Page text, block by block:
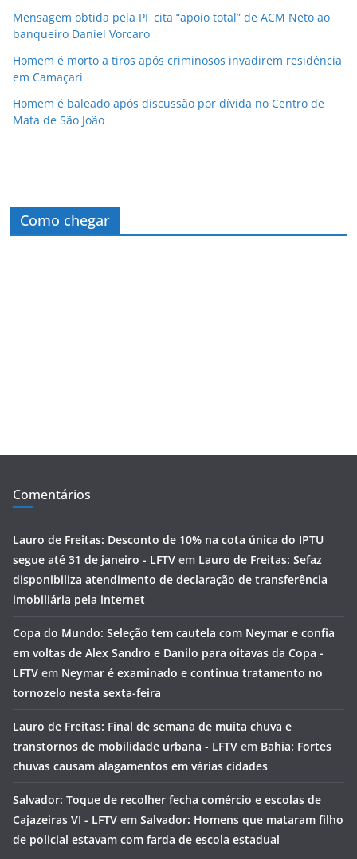
Mensagem obtida pela PF cita “apoio total” de ACM Neto ao
banqueiro Daniel Vorcaro
Homem é morto a tiros após criminosos invadirem residência
em Camaçari
Homem é baleado após discussão por dívida no Centro de
Mata de São João
Como chegar
Comentários
Lauro de Freitas: Desconto de 10% na cota única do IPTU
segue até 31 de janeiro - LFTV em Lauro de Freitas: Sefaz
disponibiliza atendimento de declaração de transferência
imobiliária pela internet
Copa do Mundo: Seleção tem cautela com Neymar e confia
em voltas de Alex Sandro e Danilo para oitavas da Copa -
LFTV em Neymar é examinado e continua tratamento no
tornozelo nesta sexta-feira
Lauro de Freitas: Final de semana de muita chuva e
transtornos de mobilidade urbana - LFTV em Bahia: Fortes
chuvas causam alagamentos em várias cidades
Salvador: Toque de recolher fecha comércio e escolas de
Cajazeiras VI - LFTV em Salvador: Homens que mataram filho
de policial estavam com farda de escola estadual